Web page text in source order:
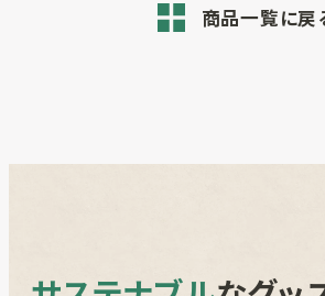
商品一覧に戻